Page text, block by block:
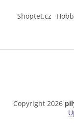
Shoptet.cz
Copyright 2026